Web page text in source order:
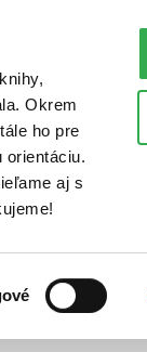
Okrem
ho pre
orientáciu.
aj s